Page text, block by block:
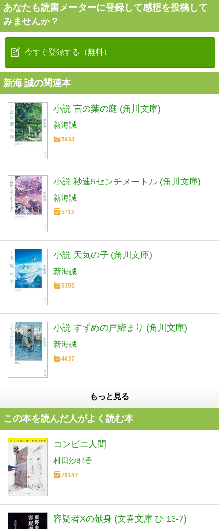
あなたも読書メーターに登録して感想を投稿して
みませんか？
今すぐ登録する（無料）
新海 誠の関連本
小説 言の葉の庭 (角川文庫)
新海誠
5933
小説 秒速5センチメートル (角川文庫)
新海誠
5712
小説 天気の子 (角川文庫)
新海誠
5355
小説 すずめの戸締まり (角川文庫)
新海誠
4037
もっと見る
この本を読んだ人がよく読む本
コンビニ人間
村田沙耶香
79147
容疑者Xの献身 (文春文庫 ひ 13-7)